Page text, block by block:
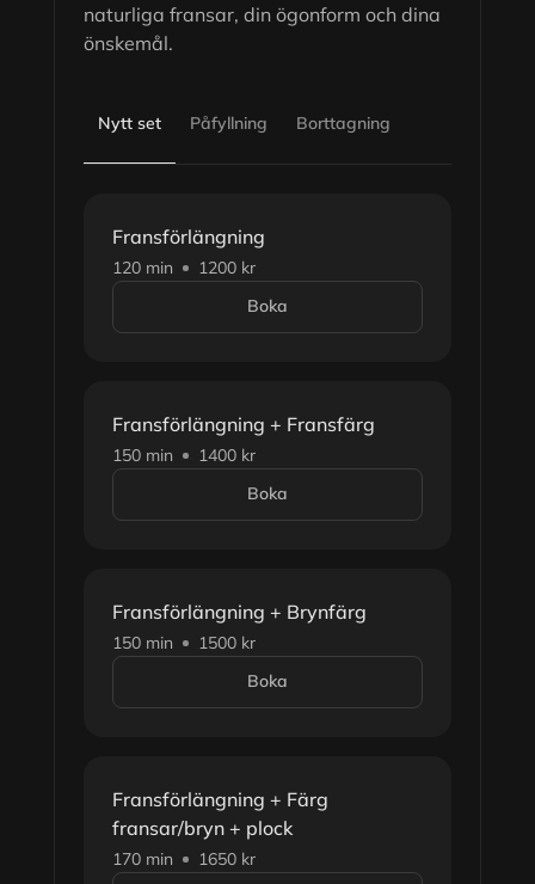
naturliga fransar, din ögonform och dina
önskemål.
Nytt set Påfyllning Borttagning
Fransförlängning
120 min
1200 kr
Boka
Fransförlängning + Fransfärg
150 min
1400 kr
Boka
Fransförlängning + Brynfärg
150 min
1500 kr
Boka
Fransförlängning + Färg
fransar/bryn + plock
170 min
1650 kr